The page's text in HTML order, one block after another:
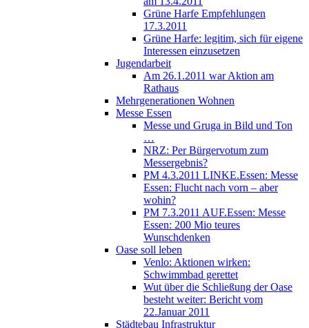
Grüne Harfe Empfehlungen
17.3.2011
Grüne Harfe: legitim, sich für eigene
Interessen einzusetzen
Jugendarbeit
Am 26.1.2011 war Aktion am
Rathaus
Mehrgenerationen Wohnen
Messe Essen
Messe und Gruga in Bild und Ton
…
NRZ: Per Bürgervotum zum
Messergebnis?
PM 4.3.2011 LINKE.Essen: Messe
Essen: Flucht nach vorn – aber
wohin?
PM 7.3.2011 AUF.Essen: Messe
Essen: 200 Mio teures
Wunschdenken
Oase soll leben
Venlo: Aktionen wirken:
Schwimmbad gerettet
Wut über die Schließung der Oase
besteht weiter: Bericht vom
22.Januar 2011
Städtebau Infrastruktur